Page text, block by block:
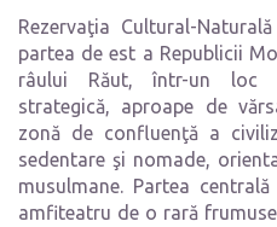
Rezervaţia Cultural-
partea de est a Republicii
râului Răut, într-un loc
strategică, aproape de
zonă de confluenţă a
sedentare şi nomade,
musulmane. Partea
amfiteatru de o rară